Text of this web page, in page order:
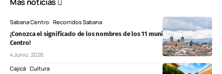
Sabana Centro Recorridos Sabana
¡Conozca el significado de los nombres de los 11 municipios de Sabana
Centro!
4 Junio, 2026
Cajicá Cultura